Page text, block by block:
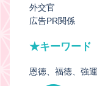
外交官
広告PR関係
★キーワード
恩徳 福徳 強運